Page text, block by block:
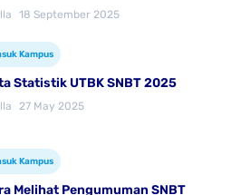
18 September 2025
Kampus
Statistik UTBK SNBT 2025
27 May 2025
Kampus
Melihat Pengumuman SNBT